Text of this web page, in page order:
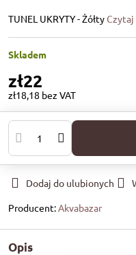
TUNEL UKRYTY - Żółty
Skladem
zł22
zł18,18 bez VAT
Dodaj do ulubionych
Producent:Akvabazar
Opis